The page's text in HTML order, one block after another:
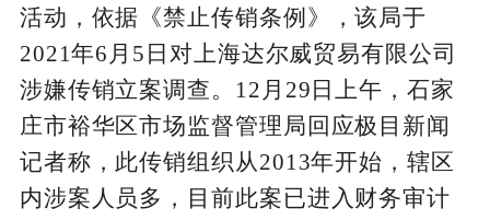
活动，依据《禁止传销条例》，该局于
2021年6月5日对上海达尔威贸易有限公司
涉嫌传销立案调查。12月29日上午，石家
庄市裕华区市场监督管理局回应极目新闻
记者称，此传销组织从2013年开始，辖区
内涉案人员多，目前此案已进入财务审计